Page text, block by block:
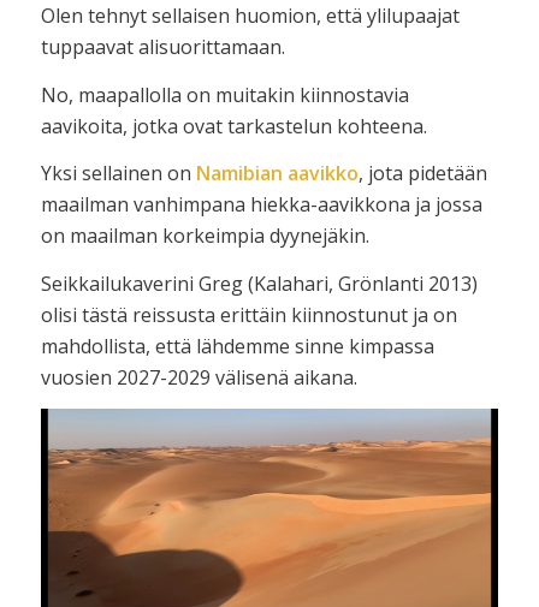
Olen tehnyt sellaisen huomion, että ylilupaajat
tuppaavat alisuorittamaan.
No, maapallolla on muitakin kiinnostavia
aavikoita, jotka ovat tarkastelun kohteena.
Yksi sellainen on Namibian aavikko, jota pidetään
maailman vanhimpana hiekka-aavikkona ja jossa
on maailman korkeimpia dyynejäkin.
Seikkailukaverini Greg (Kalahari, Grönlanti 2013)
olisi tästä reissusta erittäin kiinnostunut ja on
mahdollista, että lähdemme sinne kimpassa
vuosien 2027-2029 välisenä aikana.